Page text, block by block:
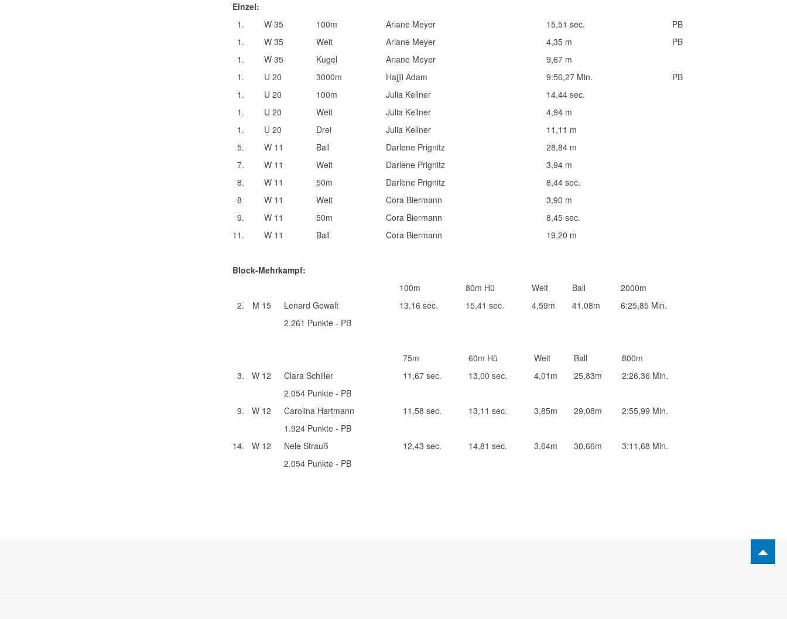
Einzel:
1.
W 35 100m Ariane Meyer 15,51 sec.
PB
1.
W 35 Weit Ariane Meyer 4,35 m
PB
1.
W 35 Kugel Ariane Meyer
9,67 m
1.
U 20 3000m Hajjii Adam 9:56,27 Min.
PB
1.
U 20 100m Julia Kellner
14,44 sec.
1.
U 20 Weit Julia Kellner
4,94 m
1.
U 20 Drei Julia Kellner
11,11 m
5.
W 11 Ball Darlene Prignitz
28,84 m
7.
W 11 Weit Darlene Prignitz
3,94 m
8.
W 11 50m Darlene Prignitz
8,44 sec.
8
W 11 Weit Cora Biermann
3,90 m
9.
W 11 50m Cora Biermann
8,45 sec.
11.
W 11 Ball Cora Biermann 19,20 m
Block-Mehrkampf:
100m
80m Hü Weit Ball
2000m
2.
M 15 Lenard Gewalt 13,16 sec. 15,41 sec. 4,59m 41,08m
6:25,85 Min.
2.261 Punkte - PB
75m 60m Hü Weit Ball
800m
3.
W 12 Clara Schiller 11,67 sec. 13,00 sec. 4,01m 25,83m
2:26,36 Min.
2.054 Punkte - PB
9.
W 12 Carolina Hartmann 11,58 sec. 13,11 sec. 3,85m 29,08m
2:55,99 Min.
1.924 Punkte - PB
14.
W 12 Nele Strauß 12,43 sec. 14,81 sec. 3,64m 30,66m
3:11,68 Min.
2.054 Punkte - PB